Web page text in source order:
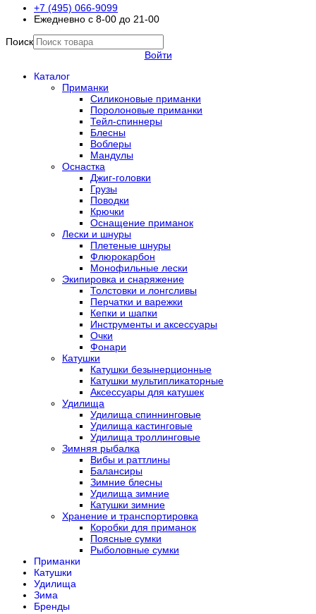
+7 (495) 066-9099
Ежедневно с 8-00 до 21-00
Поиск
Войти
Каталог
Приманки
Силиконовые приманки
Поролоновые приманки
Тейл-спиннеры
Блесны
Воблеры
Мандулы
Оснастка
Джиг-головки
Грузы
Поводки
Крючки
Оснащение приманок
Лески и шнуры
Плетеные шнуры
Флюрокарбон
Монофильные лески
Экипировка и снаряжение
Толстовки и лонгсливы
Перчатки и варежки
Кепки и шапки
Инструменты и аксессуары
Очки
Фонари
Катушки
Катушки безынерционные
Катушки мультипликаторные
Аксессуары для катушек
Удилища
Удилища спиннинговые
Удилища кастинговые
Удилища троллинговые
Зимняя рыбалка
Вибы и раттлины
Балансиры
Зимние блесны
Удилища зимние
Катушки зимние
Хранение и транспортировка
Коробки для приманок
Поясные сумки
Рыболовные сумки
Приманки
Катушки
Удилища
Зима
Бренды